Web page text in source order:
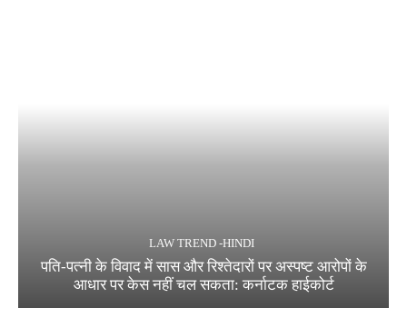
LAW TREND -HINDI
पति-पत्नी के विवाद में सास और रिश्तेदारों पर अस्पष्ट आरोपों के
आधार पर केस नहीं चल सकता: कर्नाटक हाईकोर्ट